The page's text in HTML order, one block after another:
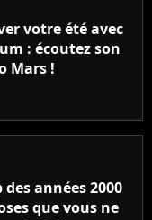
votre été avec
: écoutez son
Mars !
années 2000
que vous ne